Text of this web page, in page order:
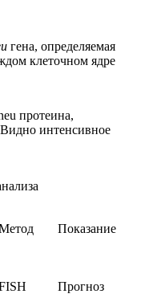
гена, определяемая
клеточном ядре
протеина,
интенсивное
мембран
Показание
Прогноз